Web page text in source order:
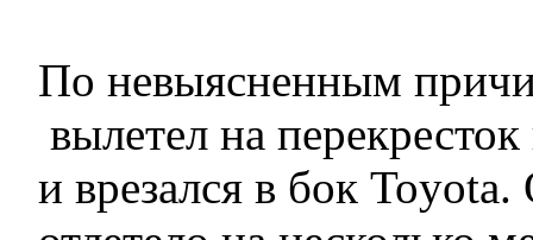
По невыясненным
вылетел на
и врезался в бок